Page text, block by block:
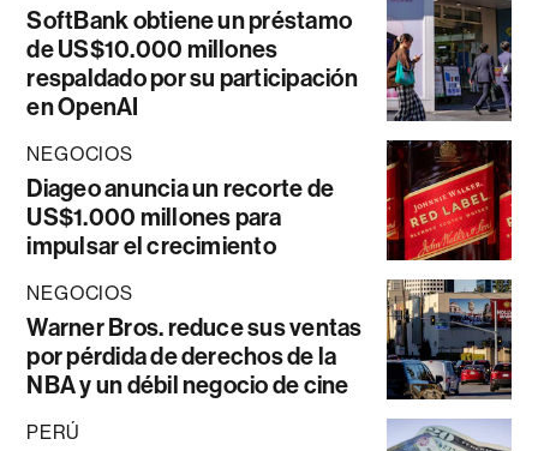
SoftBank obtiene un préstamo
de US$10.000 millones
respaldado por su participación
en OpenAI
NEGOCIOS
Diageo anuncia un recorte de
US$1.000 millones para
impulsar el crecimiento
NEGOCIOS
Warner Bros. reduce sus ventas
por pérdida de derechos de la
NBA y un débil negocio de cine
PERÚ